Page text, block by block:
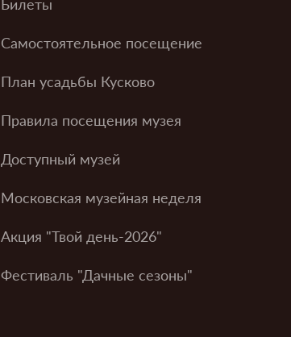
Билеты
Самостоятельное посещение
План усадьбы Кусково
Правила посещения музея
Доступный музей
Московская музейная неделя
Акция "Твой день-2026"
Фестиваль "Дачные сезоны"